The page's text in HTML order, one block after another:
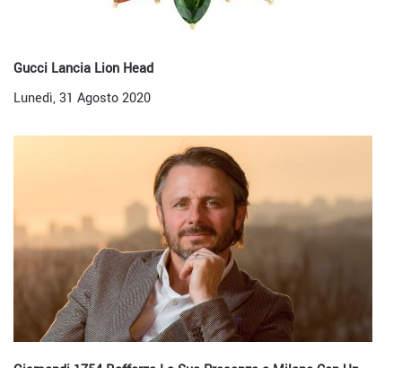
Gucci Lancia Lion Head
Lunedì, 31 Agosto 2020